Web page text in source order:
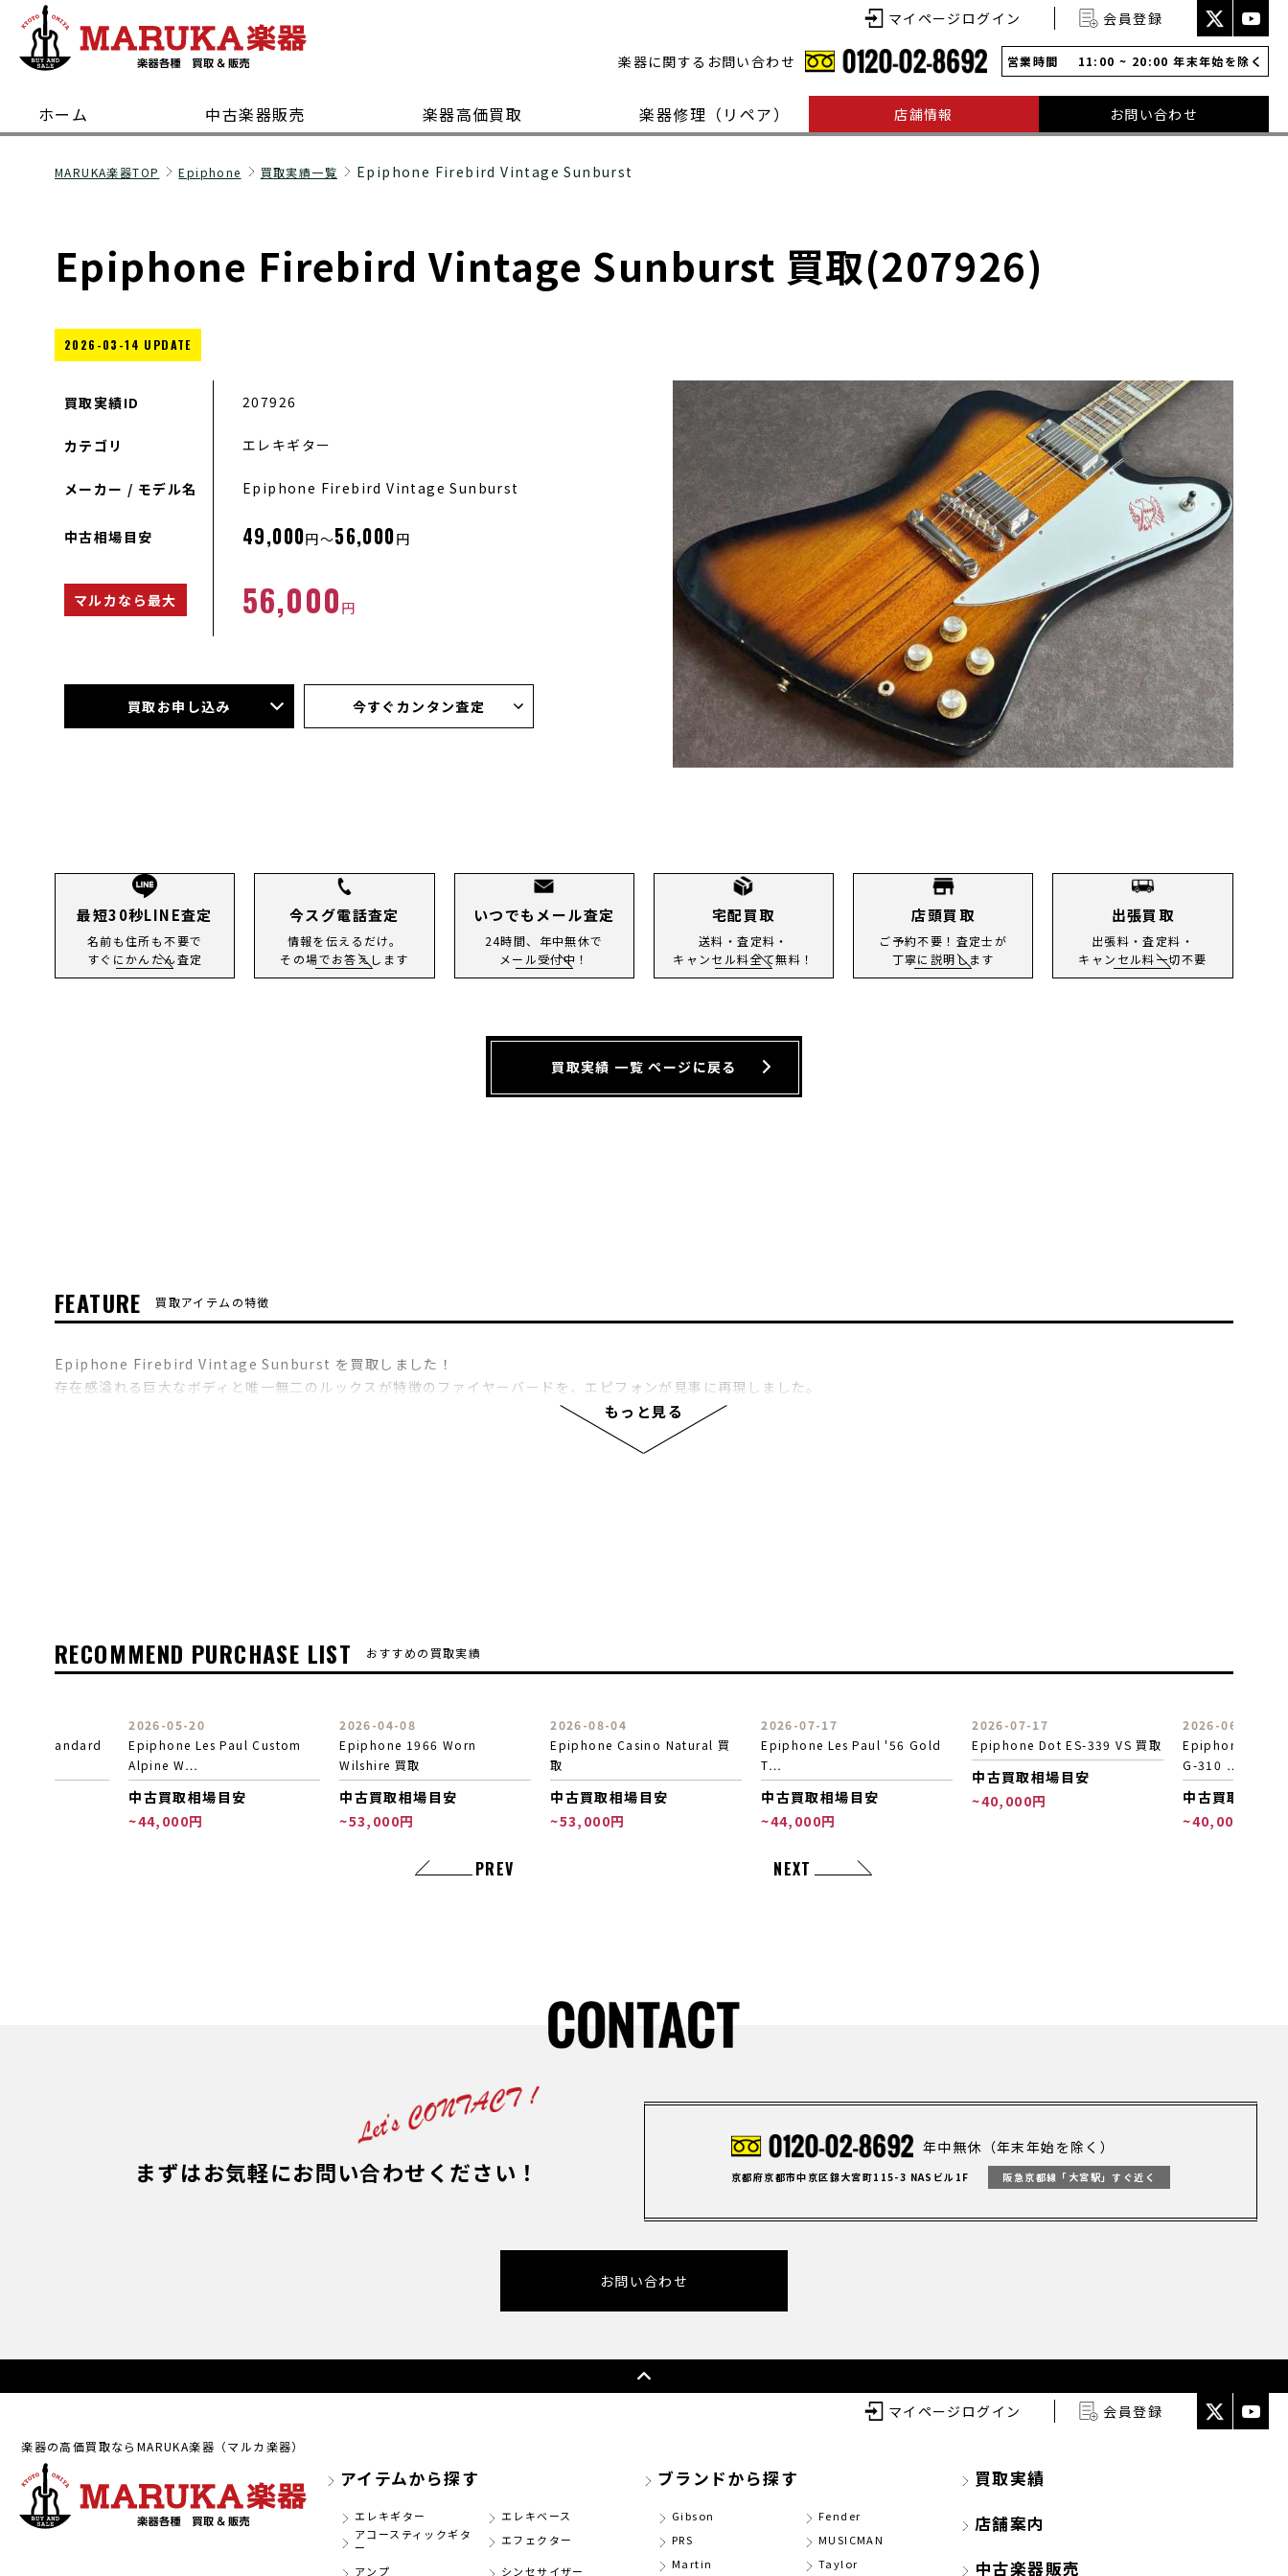
マイページログイン 会員登録
楽器に関するお問い合わせ 営業時間 11:00 ~ 20:00 年末年始を除く
ホーム 中古楽器販売 楽器高価買取 楽器修理（リペア） 店舗情報 お問い合わせ
MARUKA楽器TOP Epiphone 買取実績一覧 Epiphone Firebird Vintage Sunburst
Epiphone Firebird Vintage Sunburst 買取(207926)
2026-03-14 UPDATE
買取実績ID 207926
カテゴリ エレキギター
メーカー / モデル名 Epiphone Firebird Vintage Sunburst
中古相場目安 49,000円～56,000円
マルカなら最大 56,000 円
買取お申し込み 今すぐカンタン査定
最短30秒LINE査定
名前も住所も不要で
すぐにかんたん査定
今スグ電話査定
情報を伝えるだけ。
その場でお答えします
いつでもメール査定
24時間、年中無休で
メール受付中！
宅配買取
送料・査定料・
キャンセル料全て無料！
店頭買取
ご予約不要！査定士が
丁寧に説明します
出張買取
出張料・査定料・
キャンセル料一切不要
買取実績 一覧 ページに戻る
FEATURE 買取アイテムの特徴
もっと見る
Epiphone Firebird Vintage Sunburst を買取しました！
存在感溢れる巨大なボディと唯一無二のルックスが特徴のファイヤーバードを、エピフォンが見事に再現しました。
太めのネックグリップ、スルーネック構造ならではの豊かなサスティーン、そしてミニハムバッカーが奏でるハイミッドの効いたトーンが、ファイヤーバードならではの個性を強
手頃な価格でこの魅力を味わえるため、これからギターを始める方にもおすすめの一本です。
RECOMMEND PURCHASE LIST おすすめの買取実績
PREV
Paul Custom
2026-04-08
Epiphone 1966 Worn
Wilshire 買取
中古買取相場目安
~53,000円
2026-08-04
Epiphone Casino Natural 買
取
中古買取相場目安
~53,000円
2026-07-17
Epiphone Les Paul '56 Gold
T…
中古買取相場目安
~44,000円
2026-07-17
Epiphone Dot ES-339 VS 買取
中古買取相場目安
~40,000円
2026-06-04
Epiphone Emily The Strange
G-310 …
中古買取相場目安
2026-05-29
Epiphone Les
買取
中古買取相場
~27,000円
NEXT
まずはお気軽にお問い合わせください！
年中無休（年末年始を除く）
京都府京都市中京区錦大宮町115-3 NASビル1F 阪急京都線「大宮駅」すぐ近く
お問い合わせ
マイページログイン 会員登録
楽器の高価買取ならMARUKA楽器（マルカ楽器）
アイテムから探す
エレキギター
エレキベース
アコースティックギタ
ー
エフェクター
アンプ シンセサイザー
ブランドから探す
Gibson
Fender
PRS
MUSICMAN
Martin
Taylor
買取実績
店舗案内
中古楽器販売